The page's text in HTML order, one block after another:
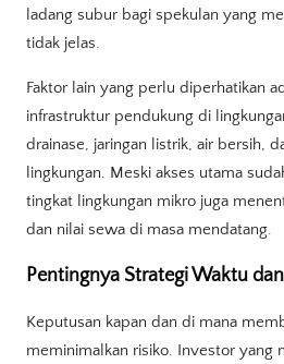
ladang subur bagi spekulan yang
tidak jelas.
Faktor lain yang perlu diperhatikan
infrastruktur pendukung di
drainase, jaringan listrik, air bersih,
lingkungan. Meski akses utama
tingkat lingkungan mikro juga
dan nilai sewa di masa mendatang.
Pentingnya Strategi Waktu
Keputusan kapan dan di mana
meminimalkan risiko. Investor yang